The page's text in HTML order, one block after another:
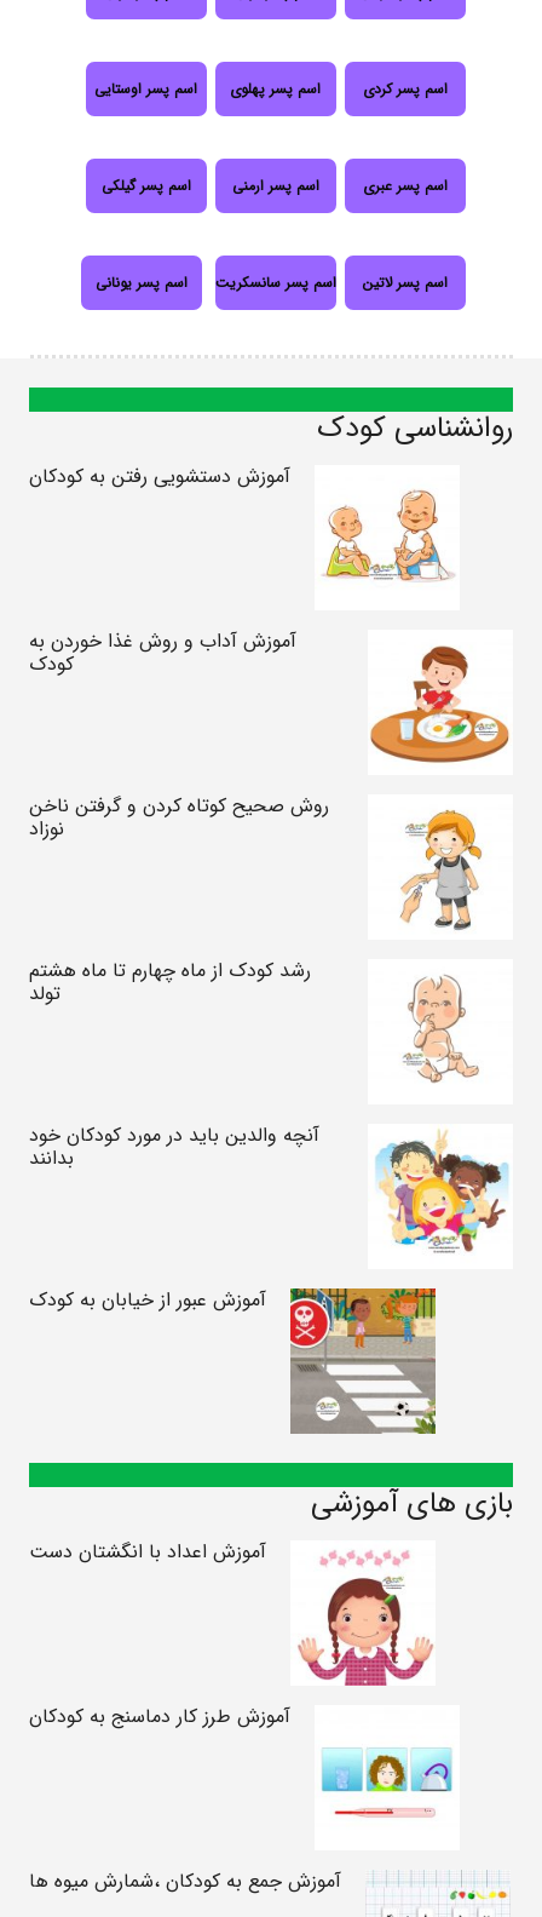
اسم پسر کردی اسم پسر پهلوی اسم پسر اوستایی
اسم پسر عبری اسم پسر ارمنی اسم پسر گیلکی
اسم پسر لاتین اسم پسر سانسکریت اسم پسر یونانی
روانشناسی کودک
آموزش دستشویی رفتن به کودکان
آموزش آداب و روش غذا خوردن به
کودک
روش صحیح کوتاه کردن و گرفتن ناخن‌
نوزاد
رشد کودک از ماه چهارم تا ماه هشتم
تولد
آنچه والدین باید در مورد کودکان خود
بدانند
آموزش عبور از خیابان به کودک
بازی های آموزشی
آموزش اعداد با انگشتان دست
آموزش طرز کار دماسنج به کودکان
آموزش جمع به کودکان ،شمارش میوه ها